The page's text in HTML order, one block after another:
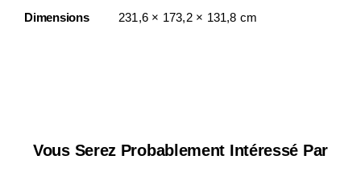
Dimensions 231,6 × 173,2 × 131,8 cm
Vous Serez Probablement Intéressé Par